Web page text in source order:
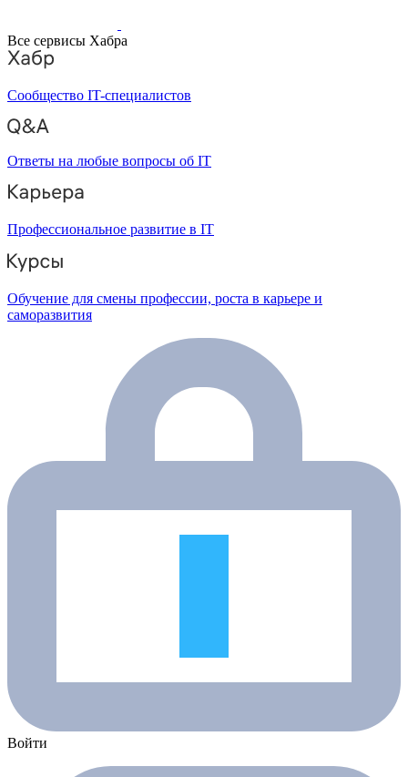
Все сервисы Хабра
Сообщество IT-специалистов
Ответы на любые вопросы об IT
Профессиональное развитие в IT
Обучение для смены профессии, роста в карьере и
саморазвития
Войти